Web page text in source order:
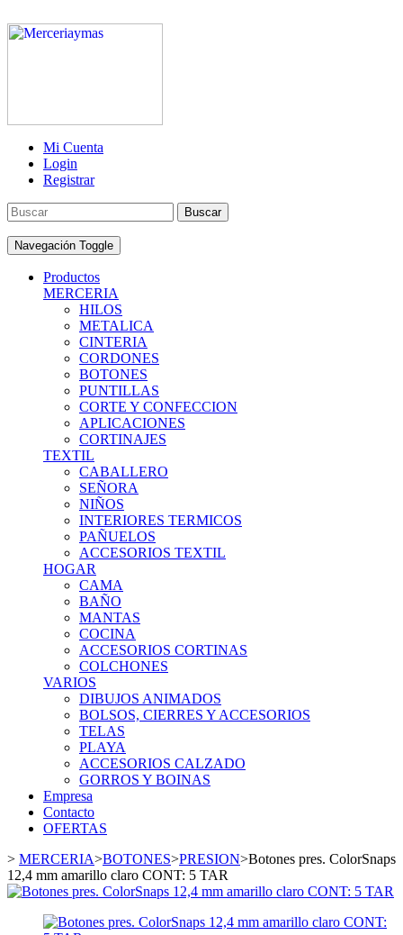
Mi Cuenta
Login
Registrar
Buscar
Navegación Toggle
Productos
MERCERIA
HILOS
METALICA
CINTERIA
CORDONES
BOTONES
PUNTILLAS
CORTE Y CONFECCION
APLICACIONES
CORTINAJES
TEXTIL
CABALLERO
SEÑORA
NIÑOS
INTERIORES TERMICOS
PAÑUELOS
ACCESORIOS TEXTIL
HOGAR
CAMA
BAÑO
MANTAS
COCINA
ACCESORIOS CORTINAS
COLCHONES
VARIOS
DIBUJOS ANIMADOS
BOLSOS, CIERRES Y ACCESORIOS
TELAS
PLAYA
ACCESORIOS CALZADO
GORROS Y BOINAS
Empresa
Contacto
OFERTAS
> MERCERIA>BOTONES>PRESION>Botones pres. ColorSnaps
12,4 mm amarillo claro CONT: 5 TAR